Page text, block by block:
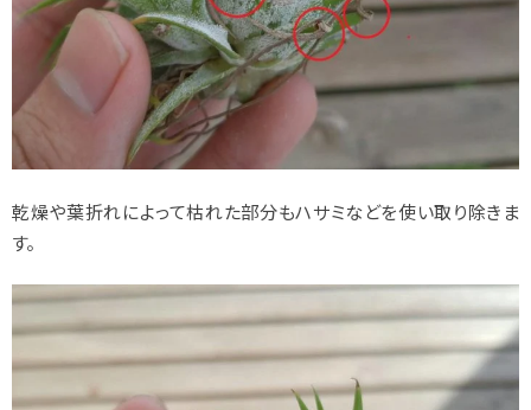
乾燥や葉折れによって枯れた部分もハサミなどを使い取り除きま
す。